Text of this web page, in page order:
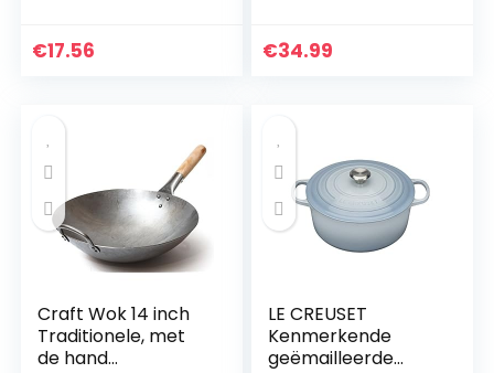
voor vaatwasser,
€17.56
Kookgerei
€34.99
Craft Wok 14 inch
Traditionele, met
de hand
LE CREUSET
Kenmerkende
geëmailleerde